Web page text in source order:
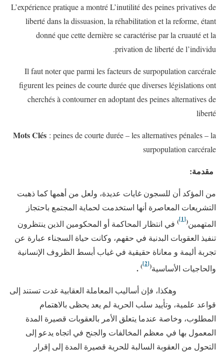
L’expérience pratique a montré L’inutilité des peines privatives de
liberté dans la dissuasion, la réhabilitation et la reforme, étant
donné que cette dernière se caractérise par la cruauté et la
privation de liberté de l’individu.
Il faut noter que parmi les facteurs de surpopulation carcérale
figurent les peines de courte durée que diverses législations ont
cherchés à contourner en adoptant des peines alternatives de
liberté
Mots Clés : peines de courte durée – les alternatives pénales – la
surpopulation carcérale
مقدمة:
من المؤكد أن للسجون غايات عديدة، ولعل من أهمها كما ذهبت
التشريعات المعاصرة أنها استخدمت لحماية المجتمع باحتجاز
المتهمين(
[1]
) في انتظار المحاكمة أو المحكومين الذين ينتظرون
تنفيذ العقوبات البدنية في حقهم، وكانت حياة السجناء عبارة عن
تجربة أليمة و معاناة حقيقية في غياب أبسط الظروف الإنسانية
والحاجيات الأساسية(
[2]
)
.
وهكذا، فإن أساليب المعاملة العقابية غدت تستند إلى
قواعد علمية، وتأييد سلب الحرية لم يعد يحظى بالاهتمام
المطلوب، وخاصة عندما يتعلق الأمر بالعقوبات قصيرة المدة
المعمول بها في معظم المخالفات والجنح في اتجاه يدعو إلى
التحول من العقوبة السالبة للحرية قصيرة المدة إلى إقرار